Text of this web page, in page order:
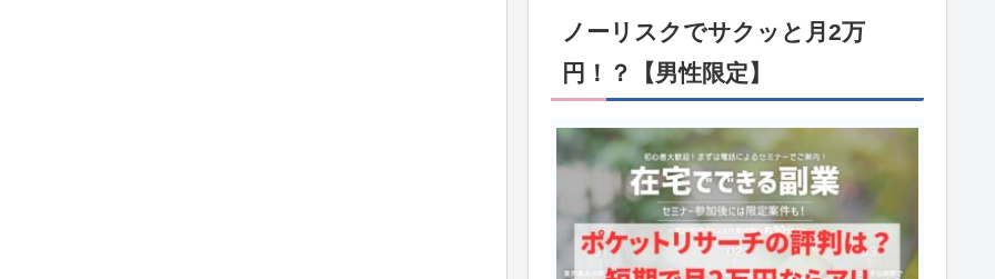
ノーリスクでサクッと月2万
円！？【男性限定】